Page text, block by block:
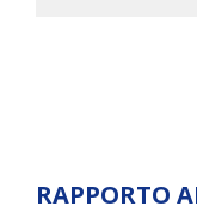
RAPPORTO